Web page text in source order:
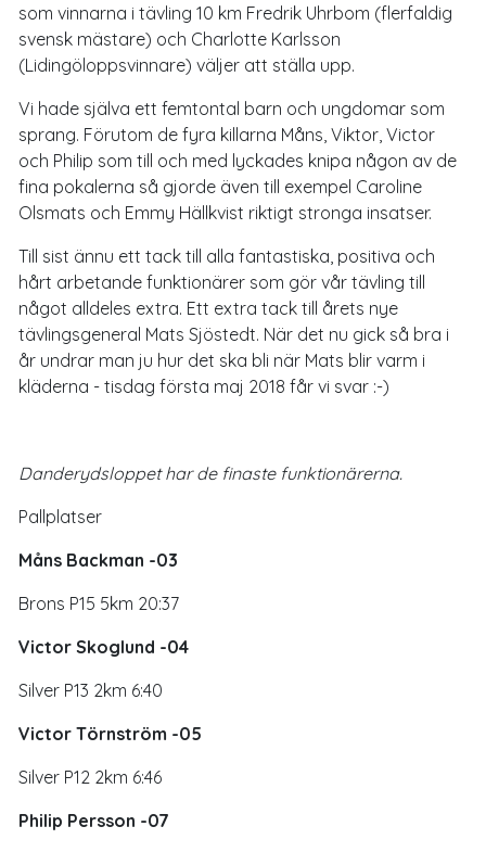
som vinnarna i tävling 10 km Fredrik Uhrbom (flerfaldig
svensk mästare) och Charlotte Karlsson
(Lidingöloppsvinnare) väljer att ställa upp.
Vi hade själva ett femtontal barn och ungdomar som
sprang. Förutom de fyra killarna Måns, Viktor, Victor
och Philip som till och med lyckades knipa någon av de
fina pokalerna så gjorde även till exempel Caroline
Olsmats och Emmy Hällkvist riktigt stronga insatser.
Till sist ännu ett tack till alla fantastiska, positiva och
hårt arbetande funktionärer som gör vår tävling till
något alldeles extra. Ett extra tack till årets nye
tävlingsgeneral Mats Sjöstedt. När det nu gick så bra i
år undrar man ju hur det ska bli när Mats blir varm i
kläderna - tisdag första maj 2018 får vi svar :-)
Danderydsloppet har de finaste funktionärerna.
Pallplatser
Måns Backman -03
Brons P15 5km 20:37
Victor Skoglund -04
Silver P13 2km 6:40
Victor Törnström -05
Silver P12 2km 6:46
Philip Persson -07